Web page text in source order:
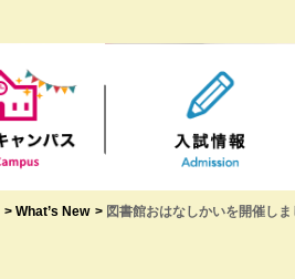
What’s New 図書館おはなしかいを開催しま